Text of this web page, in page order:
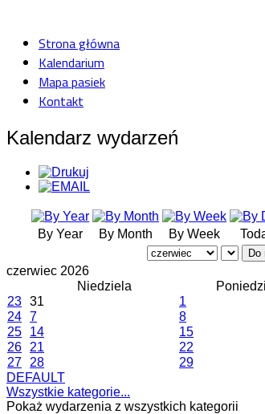
Strona główna
Kalendarium
Mapa pasiek
Kontakt
Kalendarz wydarzeń
By Year By Month By Week
Do
czerwiec 2026
Niedziela
23 31 1
24 7 8
25
14 15
26
21 22
27
28 29
DEFAULT
Wszystkie kategorie...
Pokaż wydarzenia z wszystkich kategorii